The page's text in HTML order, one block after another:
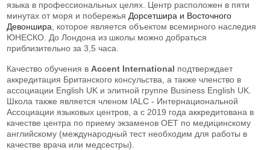
языка в профессиональных целях. Центр расположен в пяти
минутах от моря и побережья Дорсетшира и Восточного
Девоншира , которое является объектом всемирного наследия
ЮНЕСКО. До Лондона из школы можно добраться
приблизительно за 3,5 часа.
Качество обучения в Accent International подтверждает
аккредитация Британского консульства, а также членство в
ассоциации English UK и элитной группе Business English UK.
Школа также является членом IALC - Интернациональной
Ассоциации языковых центров, а с 2019 года аккредитована в
качестве центра по приему экзаменов OET по медицинскому
английскому (международный тест необходим для работы в
качестве врача или медсестры).